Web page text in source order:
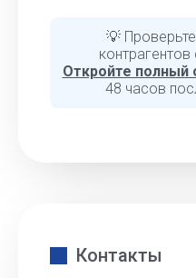
💡
Откройте полный
48 часов
Контакты